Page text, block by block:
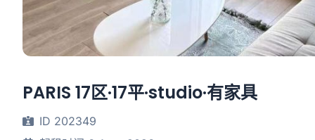
PARIS 17区·17平·studio·有家具
ID 202349